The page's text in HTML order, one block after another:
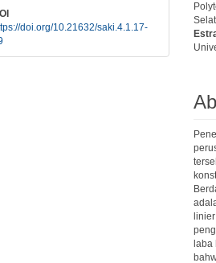
doi.org/10.21632/saki.4.1.17-